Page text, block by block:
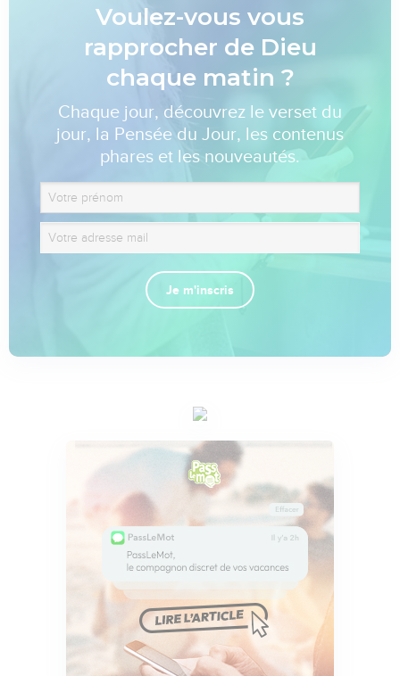
Voulez-vous vous
rapprocher de Dieu
chaque matin ?
Chaque jour, découvrez le verset du
jour, la Pensée du Jour, les contenus
phares et les nouveautés.
Je m'inscris